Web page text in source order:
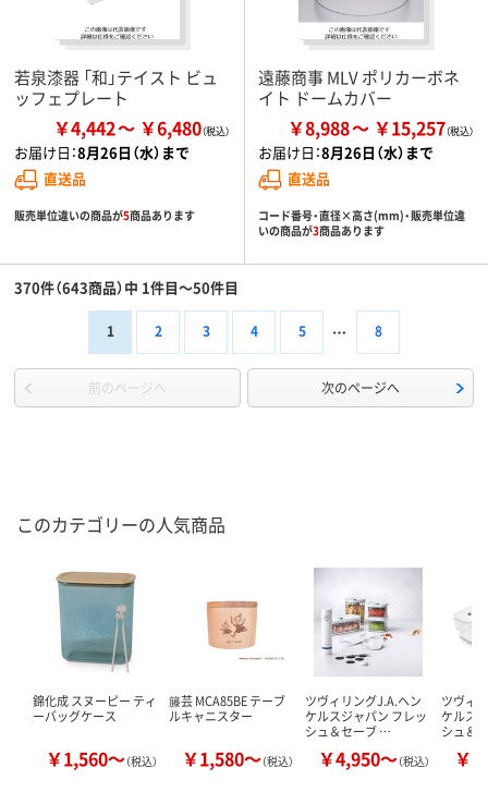
若泉漆器 「和」テイスト ビュ
ッフェプレート
￥4,442 ￥6,480
お届け日：8月26日（水）まで
直送品
販売単位違いの商品が5商品あります
遠藤商事 MLV ポリカーボネ
イト ドームカバー
￥8,988 ￥15,257
お届け日：8月26日（水）まで
直送品
コード番号・直径×高さ(mm)・販売単位違
いの商品が3商品あります
370件（643商品）中 1件目～50件目
1 2 3 4 5 8
前のページへ 次のページへ
このカテゴリーの人気商品
錦化成 スヌーピー ティ
ーバッグケース
￥1,560～（税込）
籐芸 MCA85BE テーブ
ルキャニスター
￥1,580～（税込）
ツヴィリングJ.A.ヘン
ケルスジャパン フレッ
シュ＆セーブ …
￥4,950～（税込）
ツヴィ
ケルス
シュ＆
￥